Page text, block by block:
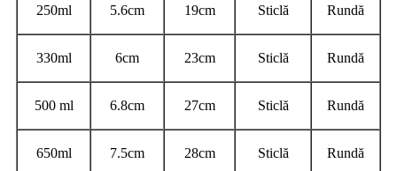
250ml 5.6cm 19cm Sticlă Rundă
330ml 6cm 23cm Sticlă Rundă
500 ml 6.8cm 27cm Sticlă Rundă
650ml 7.5cm 28cm Sticlă Rundă